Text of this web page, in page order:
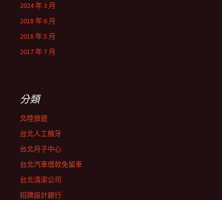
2024 年 3 月
2018 年 6 月
2018 年 5 月
2017 年 7 月
分類
北陸旅遊
台北人工植牙
台北月子中心
台北汽車借款免留車
台北清潔公司
招牌設計銀行